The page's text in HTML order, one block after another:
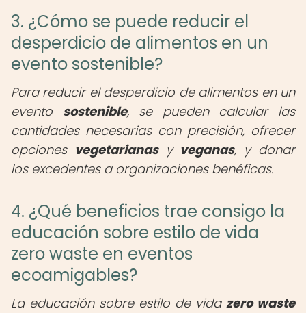
3. ¿Cómo se puede reducir el
desperdicio de alimentos en un
evento sostenible?
Para reducir el desperdicio de alimentos en un
evento sostenible, se pueden calcular las
cantidades necesarias con precisión, ofrecer
opciones vegetarianasy veganas, y donar
los excedentes a organizaciones benéficas.
4. ¿Qué beneficios trae consigo la
educación sobre estilo de vida
zero waste en eventos
ecoamigables?
La educación sobre estilo de vida zero waste